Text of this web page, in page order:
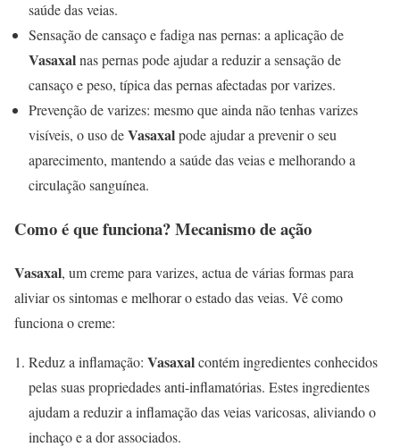
saúde das veias.
Sensação de cansaço e fadiga nas pernas: a aplicação de
Vasaxalnas pernas pode ajudar a reduzir a sensação de
cansaço e peso, típica das pernas afectadas por varizes.
Prevenção de varizes: mesmo que ainda não tenhas varizes
visíveis, o uso deVasaxalpode ajudar a prevenir o seu
aparecimento, mantendo a saúde das veias e melhorando a
circulação sanguínea.
Como é que funciona? Mecanismo de ação
Vasaxal, um creme para varizes, actua de várias formas para
aliviar os sintomas e melhorar o estado das veias. Vê como
funciona o creme:
Reduz a inflamação: Vasaxalcontém ingredientes conhecidos
pelas suas propriedades anti-inflamatórias. Estes ingredientes
ajudam a reduzir a inflamação das veias varicosas, aliviando o
inchaço e a dor associados.